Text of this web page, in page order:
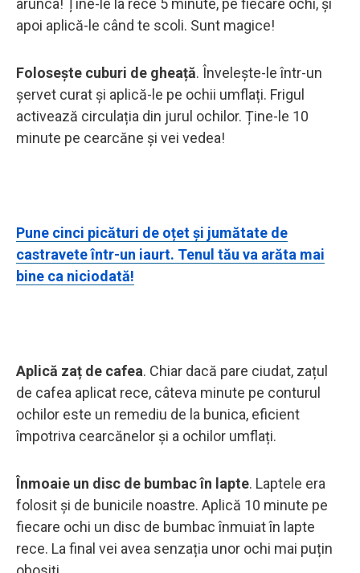
apoi aplică-le când te scoli. Sunt magice!
Folosește cuburi de gheață. Învelește-le într-un
șervet curat și aplică-le pe ochii umflați. Frigul
activează circulația din jurul ochilor. Ține-le 10
minute pe cearcăne și vei vedea!
Pune cinci picături de oțet și jumătate de
castravete într-un iaurt. Tenul tău va arăta mai
bine ca niciodată!
Aplică zaț de cafea. Chiar dacă pare ciudat, zațul
de cafea aplicat rece, câteva minute pe conturul
ochilor este un remediu de la bunica, eficient
împotriva cearcănelor și a ochilor umflați.
Înmoaie un disc de bumbac în lapte. Laptele era
folosit și de bunicile noastre. Aplică 10 minute pe
fiecare ochi un disc de bumbac înmuiat în lapte
rece. La final vei avea senzația unor ochi mai puțin